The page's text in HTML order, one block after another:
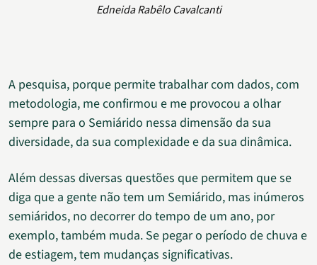
Edneida Rabêlo Cavalcanti
A pesquisa, porque permite trabalhar com dados, com
metodologia, me confirmou e me provocou a olhar
sempre para o Semiárido nessa dimensão da sua
diversidade, da sua complexidade e da sua dinâmica.
Além dessas diversas questões que permitem que se
diga que a gente não tem um Semiárido, mas inúmeros
semiáridos, no decorrer do tempo de um ano, por
exemplo, também muda. Se pegar o período de chuva e
de estiagem, tem mudanças significativas.